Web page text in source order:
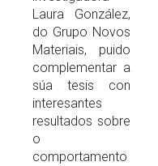
Laura González,
do Grupo Novos
Materiais, puido
complementar a
súa tesis con
interesantes
resultados sobre
o
comportamento